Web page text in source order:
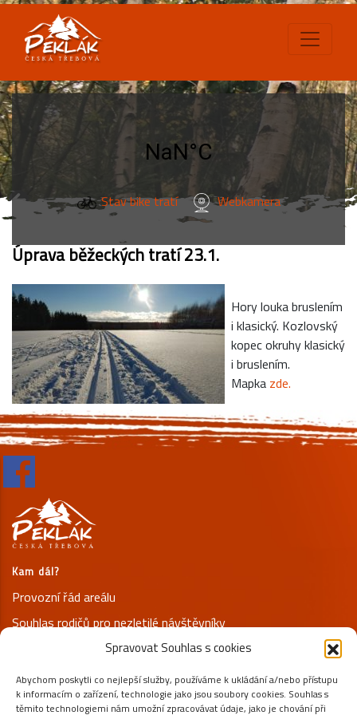
Spravovat Souhlas s cookies
Abychom poskytli co nejlepší služby, používáme k ukládání a/nebo přístupu
k informacím o zařízení, technologie jako jsou soubory cookies. Souhlas s
těmito technologiemi nám umožní zpracovávat údaje, jako je chování při
Stav bike tratí Webkamera
Úprava běžeckých tratí 23.1.
Hory louka bruslením
i klasický. Kozlovský
kopec okruhy klasický
i bruslením.
Mapka zde.
Kam dál?
Provozní řád areálu
Souhlas rodičů pro nezletilé návštěvníky
Prohlášení o ochraně osobních údajů
Kontakty
+420 731 125 800